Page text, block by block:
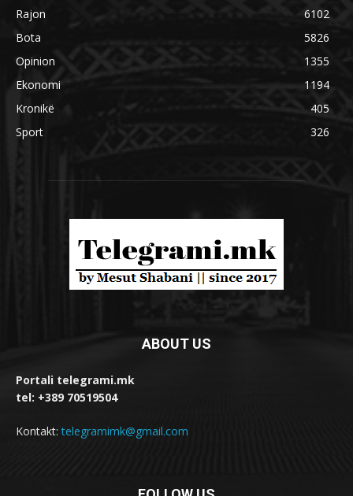
Rajon
6102
Bota
5826
Opinion
1355
Ekonomi
1194
Kronikë
405
Sport
326
ABOUT US
Portali telegrami.mk
tel: +389 70519504
Kontakt:telegramimk@gmail.com